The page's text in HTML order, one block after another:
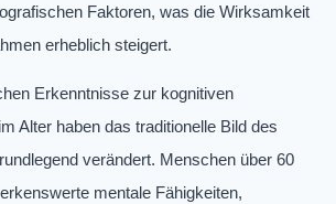
Faktoren, was die Wirksamkeit
erheblich steigert.
Erkenntnisse zur kognitiven
Alter haben das traditionelle Bild des
verändert. Menschen über 60
mentale Fähigkeiten,